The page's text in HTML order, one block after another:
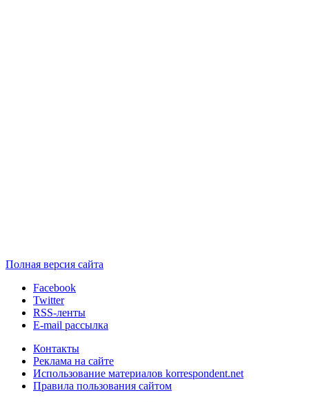
Полная версия сайта
Facebook
Twitter
RSS-ленты
E-mail рассылка
Контакты
Реклама на сайте
Использование материалов korrespondent.net
Правила пользования сайтом